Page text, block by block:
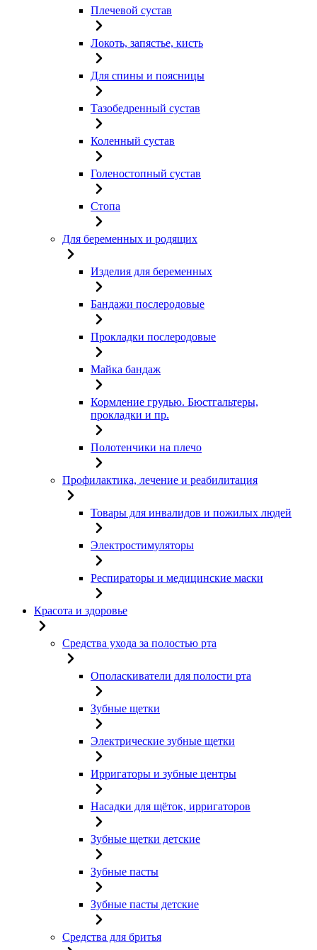
Плечевой сустав
Локоть, запястье, кисть
Для спины и поясницы
Тазобедренный сустав
Коленный сустав
Голеностопный сустав
Стопа
Для беременных и родящих
Изделия для беременных
Бандажи послеродовые
Прокладки послеродовые
Майка бандаж
Кормление грудью. Бюстгальтеры,
прокладки и пр.
Полотенчики на плечо
Профилактика, лечение и реабилитация
Товары для инвалидов и пожилых людей
Электростимуляторы
Респираторы и медицинские маски
Красота и здоровье
Средства ухода за полостью рта
Ополаскиватели для полости рта
Зубные щетки
Электрические зубные щетки
Ирригаторы и зубные центры
Насадки для щёток, ирригаторов
Зубные щетки детские
Зубные пасты
Зубные пасты детские
Средства для бритья